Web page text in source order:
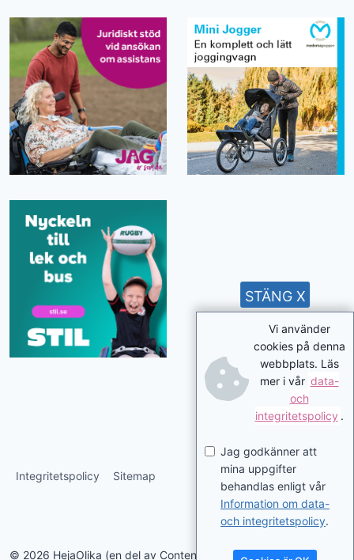
Integritetspolicy Sitemap
© 2026 HejaOlika (en del av Contentverkstan.se)
Vi använder
cookies på denna
webbplats. Läs
mer i vår data-
och
integritetspolicy .
Jag godkänner att
mina uppgifter
behandlas enligt vår
Information om data-
och integritetspolicy.
STÄNG X